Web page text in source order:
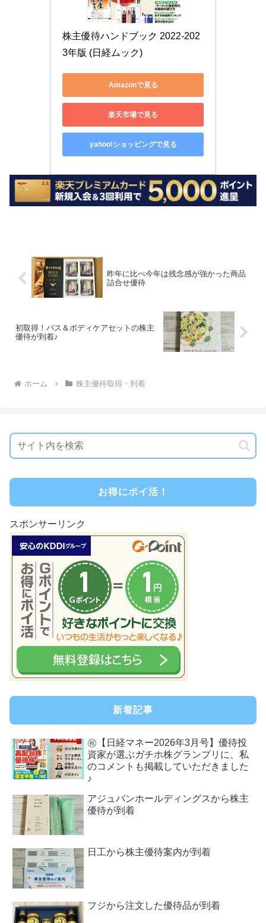
株主優待ハンドブック 2022-202
3年版 (日経ムック)
Amazonで見る
楽天市場で見る
yahoo!ショッピングで見る
昨年に比べ今年は残念感が強かった商品
詰合せ優待
初取得！バス＆ボディケアセットの株主
優待が到着♪
ホーム 株主優待取得・到着
お得にポイ活！
スポンサーリンク
新着記事
㊗【日経マネー2026年3月号】優待投
資家が選ぶガチホ株グランプリに、私
のコメントも掲載していただきました
♪
アジュバンホールディングスから株主
優待が到着
日工から株主優待案内が到着
フジから注文した優待品が到着